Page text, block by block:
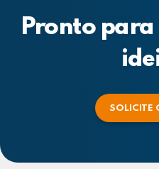
Pronto
SOLICITE